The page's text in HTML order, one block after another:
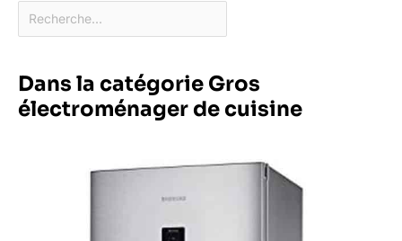
Dans la catégorie Gros
électroménager de cuisine